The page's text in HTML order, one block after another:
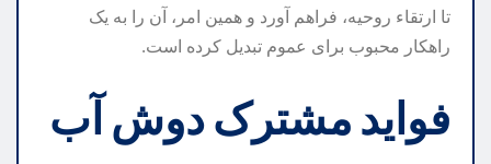
تا ارتقاء روحیه، فراهم آورد و همین امر، آن را به یک
راهکار محبوب برای عموم تبدیل کرده است.
فواید مشترک دوش آب